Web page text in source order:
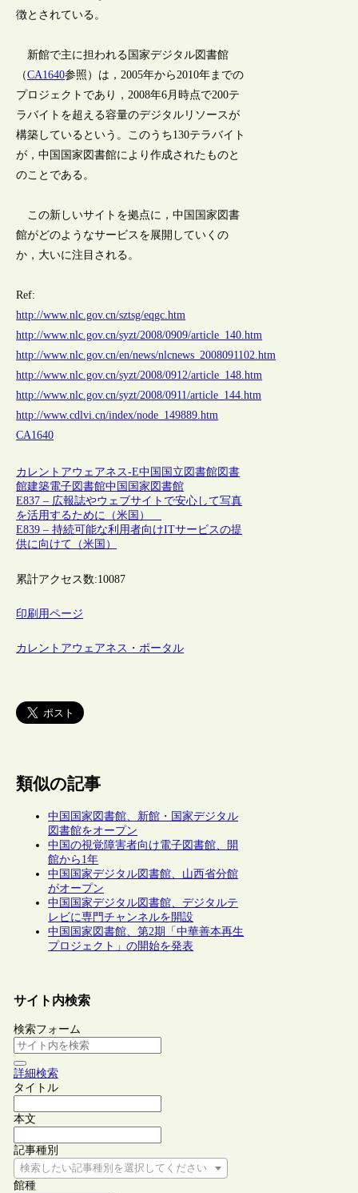
徴とされている。
新館で主に担われる国家デジタル図書館
（CA1640参照）は，2005年から2010年までの
プロジェクトであり，2008年6月時点で200テ
ラバイトを超える容量のデジタルリソースが
構築しているという。このうち130テラバイト
が，中国国家図書館により作成されたものと
のことである。
この新しいサイトを拠点に，中国国家図書
館がどのようなサービスを展開していくの
か，大いに注目される。
Ref:
http://www.nlc.gov.cn/sztsg/eqgc.htm
http://www.nlc.gov.cn/syzt/2008/0909/article_140.htm
http://www.nlc.gov.cn/en/news/nlcnews_2008091102.htm
http://www.nlc.gov.cn/syzt/2008/0912/article_148.htm
http://www.nlc.gov.cn/syzt/2008/0911/article_144.htm
http://www.cdlvi.cn/index/node_149889.htm
CA1640
カレントアウェアネス-E中国 国立図書館図書
館建築電子図書館中国国家図書館
E837 – 広報誌やウェブサイトで安心して写真
を活用するために（米国）
E839 – 持続可能な利用者向けITサービスの提
供に向けて（米国）
累計アクセス数:10087
印刷用ページ
カレントアウェアネス・ポータル
類似の記事
中国国家図書館、新館・国家デジタル
図書館をオープン
中国の視覚障害者向け電子図書館、開
館から1年
中国国家デジタル図書館、山西省分館
がオープン
中国国家デジタル図書館、デジタルテ
レビに専門チャンネルを開設
中国国家図書館、第2期「中華善本再生
プロジェクト」の開始を発表
サイト内検索
検索フォーム
詳細検索
タイトル
本文
記事種別
検索したい記事種別を選択してください
館種